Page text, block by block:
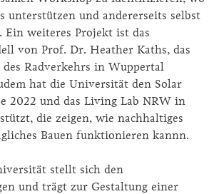
unterstützen und andererseits selbst
weiteres Projekt ist das
von Prof. Dr. Heather Kaths, das
Radverkehrs in Wuppertal
hat die Universität den Solar
2022 und das Living Lab NRW in
die zeigen, wie nachhaltiges
Bauen funktionieren kannn.
stellt sich den
und trägt zur Gestaltung einer